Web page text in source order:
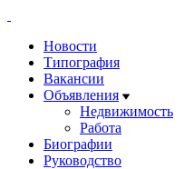
Новости
Типография
Вакансии
Объявления
Недвижимость
Работа
Биографии
Руководство